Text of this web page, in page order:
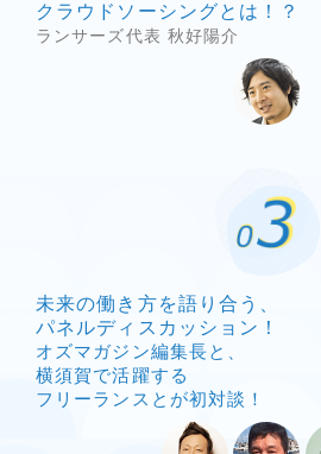
クラウドソーシングとは！？
ランサーズ代表 秋好陽介
未来の働き方を語り合う、
パネルディスカッション！
オズマガジン編集長と、
横須賀で活躍する
フリーランスとが初対談！